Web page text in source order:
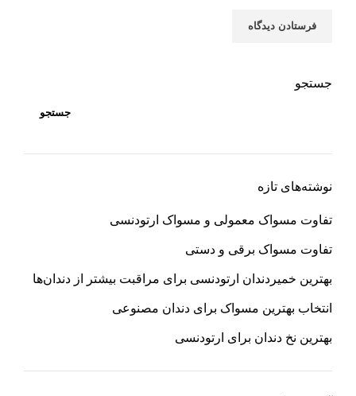
جستجو
جستجو
نوشته‌های تازه
تفاوت مسواک معمولی و مسواک ارتودنسی
تفاوت مسواک برقی و دستی
بهترین خمیردندان ارتودنسی برای مراقبت بیشتر از دندان‌ها
انتخاب بهترین مسواک برای دندان مصنوعی
بهترین نخ دندان برای ارتودنسی